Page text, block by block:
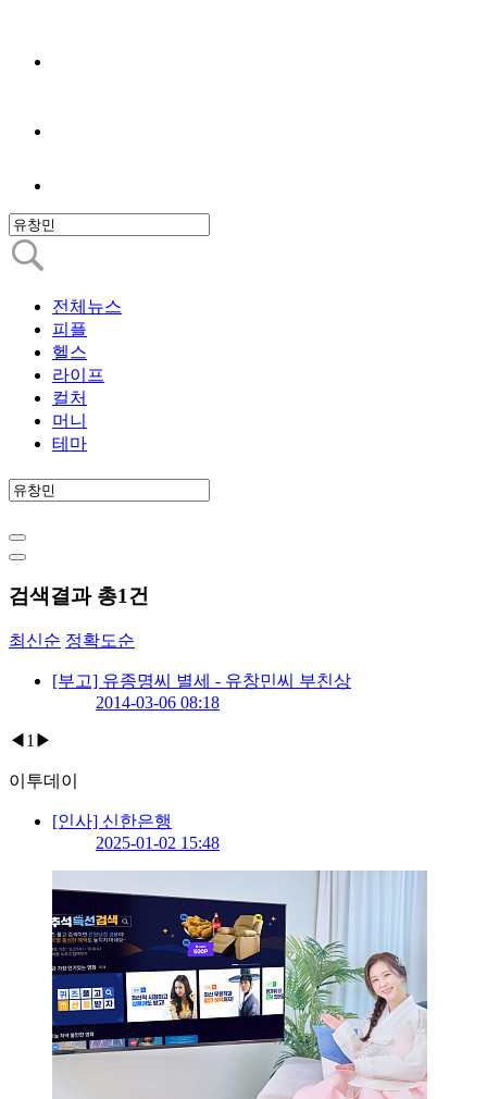
전체뉴스
피플
헬스
라이프
컬처
머니
테마
검색결과 총1건
최신순 정확도순
[부고] 유종명씨 별세 - 유창민씨 부친상
2014-03-06 08:18
◀ 1 ▶
이투데이
[인사] 신한은행
2025-01-02 15:48